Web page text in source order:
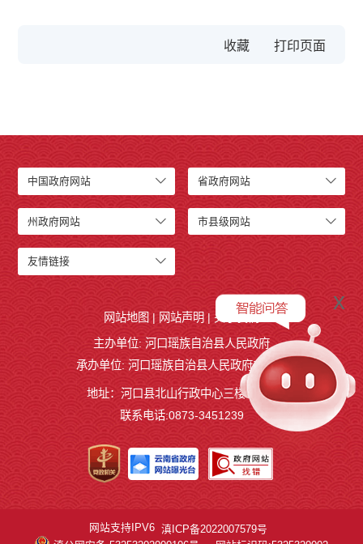
收藏
中国政府网站 省政府网站
州政府网站 市县级网站
友情链接
网站地图 | 网站声明 | 关于我们
主办单位: 河口瑶族自治县人民政府
承办单位: 河口瑶族自治县人民政府办公室
地址：河口县北山行政中心三楼327室
联系电话:0873-3451239
x
网站支持IPV6 滇ICP备2022007579号